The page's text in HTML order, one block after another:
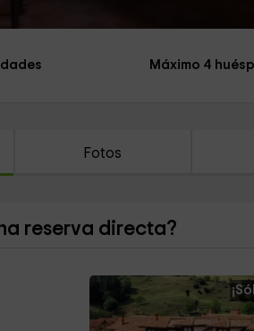
Máximo 4
Fotos
reserva directa?